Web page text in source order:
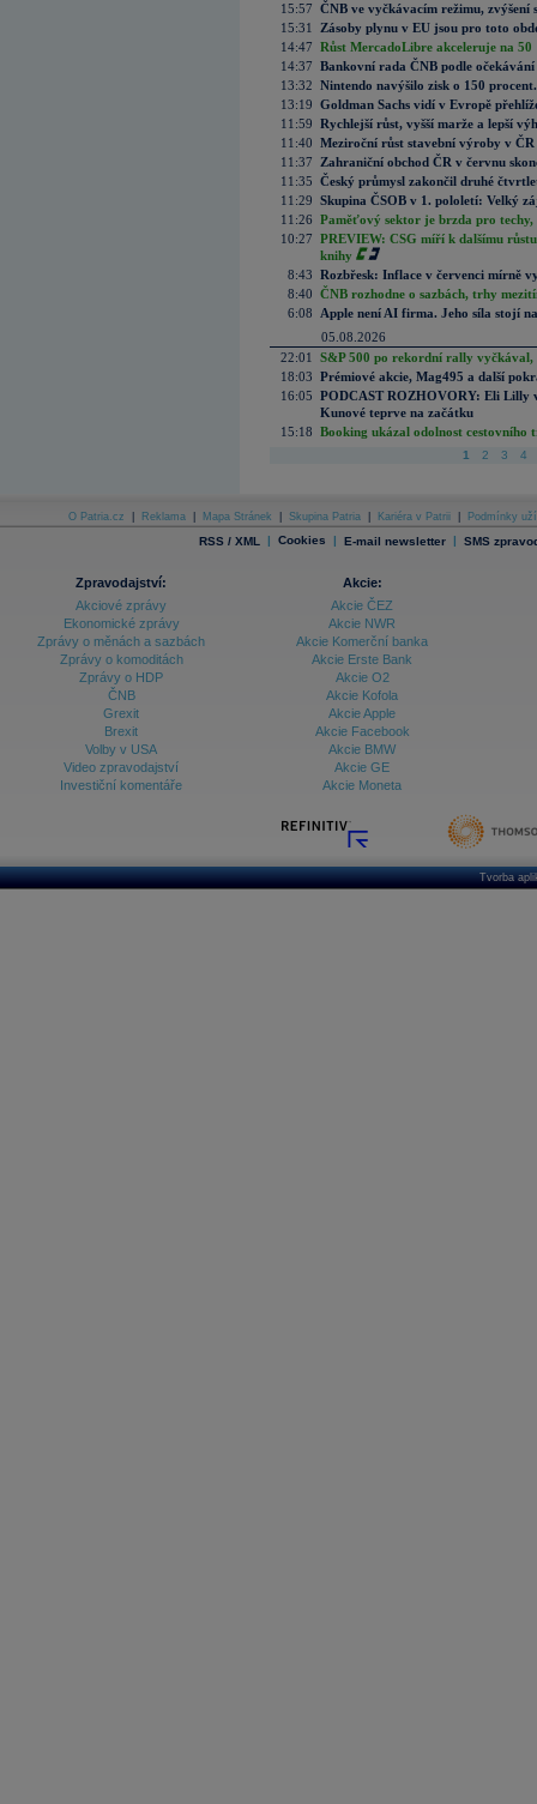
15:57 ČNB ve vyčkávacím režimu, zvýšení
15:31
Zásoby plynu v EU jsou pro toto
14:47 Růst MercadoLibre akceleruje na
14:37 Bankovní rada ČNB podle
13:32 Nintendo navýšilo zisk o 150
13:19 Goldman Sachs vidí v Evropě
11:59 Rychlejší růst, vyšší marže a lepší
11:40 Meziroční růst stavební výroby v
11:37
Zahraniční obchod ČR v červnu
11:35 Český průmysl zakončil druhé
11:29 Skupina ČSOB v 1. pololetí: Velký
11:26 Paměťový sektor je brzda pro techy,
10:27 PREVIEW: CSG míří k dalšímu
knihy
8:43 Rozbřesk: Inflace v červenci mírně
8:40 ČNB rozhodne o sazbách, trhy
6:08
Apple není AI firma. Jeho síla stojí
05.08.2026
22:01
S&P 500 po rekordní rally vyčkával,
18:03 Prémiové akcie, Mag495 a další
16:05 PODCAST ROZHOVORY: Eli Lilly
Kunové teprve na začátku
15:18 Booking ukázal odolnost cestovního
1 2 3 4
O Patria.cz Reklama Mapa Stránek Skupina Patria Kariéra v Patrii Podmínky
RSS / XML | Cookies | E-mail newsletter | SMS
Zpravodajství:
Akciové zprávy
Ekonomické zprávy
Zprávy o měnách a sazbách
Zprávy o komoditách
Zprávy o HDP
ČNB
Grexit
Brexit
Volby v USA
Video zpravodajství
Investiční komentáře
Akcie:
Akcie ČEZ
Akcie NWR
Akcie Komerční banka
Akcie Erste Bank
Akcie O2
Akcie Kofola
Akcie Apple
Akcie Facebook
Akcie BMW
Akcie GE
Akcie Moneta
Tvorba